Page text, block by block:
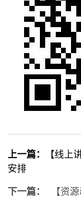
上一篇：
【线上
安排
下一篇： 【资